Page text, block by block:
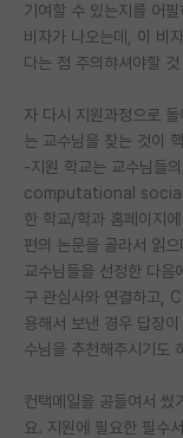
취업 게시판
임용 후기 게시판
PI 전용 게시판
인문사회 계열
특수/전문대학
반도체/AI 게시
장학금/장학생
학술 정보 게시판
홍보 게시판
기여할 수 있는지를 어
비자가 나오는데, 이 비
다는 점 주의햐셔야할
자 다시 지원과정으로
는 교수님을 찾는 것이
-지원 학교는 교수님들
computational social
한 학교/학과 홈페이지
편의 논문을 골라서 읽
교수님들을 선정한 다음
구 관심사와 연결하고,
용해서 보낸 경우 답장
수님을 추천해주시기도
컨택메일을 공들여서 썼
요. 지원에 필요한 필수